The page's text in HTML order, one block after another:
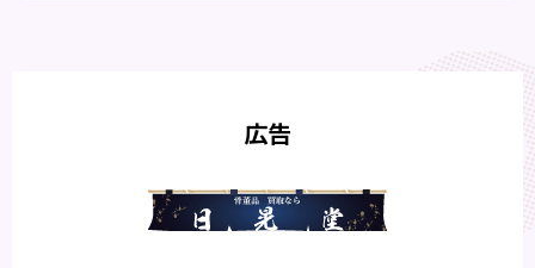
広告